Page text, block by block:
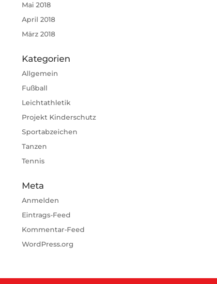
Mai 2018
April 2018
März 2018
Kategorien
Allgemein
Fußball
Leichtathletik
Projekt Kinderschutz
Sportabzeichen
Tanzen
Tennis
Meta
Anmelden
Eintrags-Feed
Kommentar-Feed
WordPress.org